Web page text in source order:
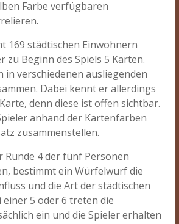
Farbe verfügbaren
169 städtischen Einwohnern
zu Beginn des Spiels 5 Karten.
in verschiedenen ausliegenden
Dabei kennt er allerdings
denn diese ist offen sichtbar.
anhand der Kartenfarben
zusammenstellen.
Runde 4 der fünf Personen
bestimmt ein Würfelwurf die
und die Art der städtischen
5 oder 6 treten die
ein und die Spieler erhalten